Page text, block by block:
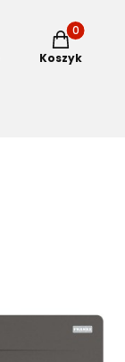
Produkty
Koszyk